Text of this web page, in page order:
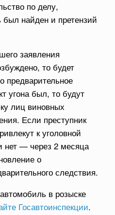
по делу,
был найден и претензий
заявления
то будет
предварительное
угона был, то будут
лиц виновных
Если преступник
к уголовной
нет — через 2 месяца
о
следствия.
в розыске
Госавтоинспекции.